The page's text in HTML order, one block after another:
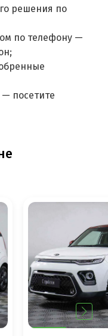
решения по
по телефону —
посетите